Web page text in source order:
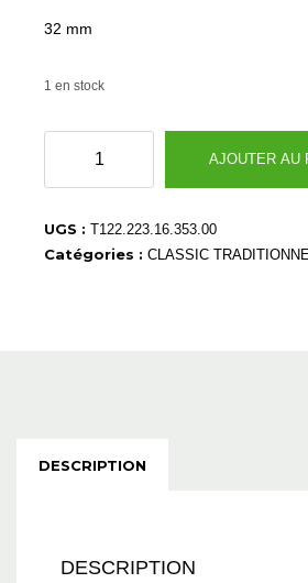
32 mm
1 en stock
T12222316353
AJOUTER AU
UGS : T122.223.16.353.00
Catégories : CLASSIC
DESCRIPTION
DESCRIPTION